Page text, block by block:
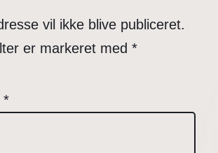
vil ikke blive publiceret.
er markeret med *
*